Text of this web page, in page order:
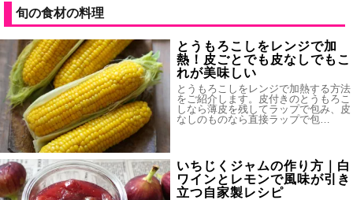
旬の食材の料理
とうもろこしをレンジで加
熱！皮ごとでも皮なしでもこ
れが美味しい
とうもろこしをレンジで加熱する方法
をご紹介します。皮付きのとうもろこ
しなら薄皮を残してラップで包み、皮
なしのものなら直接ラップで包…
いちじくジャムの作り方｜白
ワインとレモンで風味が引き
立つ自家製レシピ